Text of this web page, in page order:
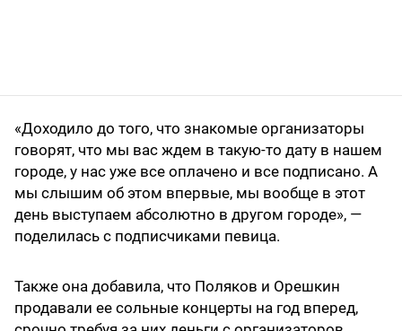
«Доходило до того, что знакомые организаторы
говорят, что мы вас ждем в такую-то дату в нашем
городе, у нас уже все оплачено и все подписано. А
мы слышим об этом впервые, мы вообще в этот
день выступаем абсолютно в другом городе», —
поделилась с подписчиками певица.
Также она добавила, что Поляков и Орешкин
продавали ее сольные концерты на год вперед,